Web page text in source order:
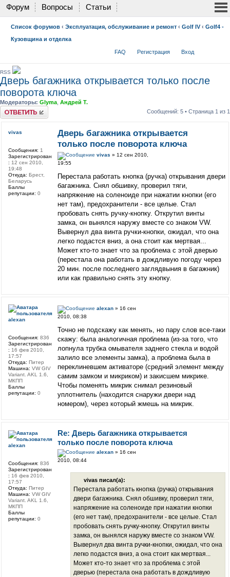
Форум Вопросы Статьи
Список форумов ‹ Эксплуатация, обслуживание и ремонт ‹ Golf IV ‹ Golf4 -
Кузовщина и отделка
FAQ Регистрация Вход
RSS
Дверь багажника открывается только после
поворота ключа
Модераторы: Glyma Андрей Т.
Ответить
Сообщений: 5 • Страница 1 из 1
Дверь багажника открывается
только после поворота ключа
vivas » 12 сен 2010,
19:55
Перестала работать кнопка (ручка) открывания двери
багажника. Снял обшивку, проверил тяги,
напряжение на соленоиде при нажатии кнопки (его
нет там), предохранители - все целые. Стал
пробовать снять ручку-кнопку. Открутил винты
замка, он вынялся наружу вместе со знаком VW.
Вывернул два винта ручки-кнопки, ожидал, что она
легко подастся вниз, а она стоит как мертвая...
Может кто-то знает что за проблема с этой дверью
(перестала она работать в дождливую погоду через
20 мин. после последнего заглядвыния в багажник)
или как правильно снять эту кнопку.
vivas
Сообщения: 1
Зарегистрирован
: 12 сен 2010,
19:48
Откуда: Брест,
Беларусь
Баллы
репутации: 0
alexan» 16 сен
2010, 08:38
Точно не подскажу как менять, но пару слов все-таки
скажу: была аналогичная проблема (из-за того, что
лопнула трубка омывателя заднего стекла и водой
залило все элементы замка), а проблема была в
переклиневшем активаторе (средний элемент между
самим замком и микриком) и закисшем микрике.
Чтобы поменять микрик снимал резиновый
уплотнитель (находится снаружи двери над
номером), через который жмешь на микрик.
alexan
Сообщения: 836
Зарегистрирован
: 16 фев 2010,
17:57
Откуда: Питер
Машина: VW GIV
Variant. AKL 1.6,
МКПП
Баллы
репутации: 0
Re: Дверь багажника открывается
только после поворота ключа
alexan» 16 сен
2010, 08:44
vivas писал(а):
Перестала работать кнопка (ручка) открывания
двери багажника. Снял обшивку, проверил тяги,
напряжение на соленоиде при нажатии кнопки
(его нет там), предохранители - все целые. Стал
пробовать снять ручку-кнопку. Открутил винты
замка, он вынялся наружу вместе со знаком VW.
Вывернул два винта ручки-кнопки, ожидал, что она
легко подастся вниз, а она стоит как мертвая...
Может кто-то знает что за проблема с этой
дверью (перестала она работать в дождливую
alexan
Сообщения: 836
Зарегистрирован
: 16 фев 2010,
17:57
Откуда: Питер
Машина: VW GIV
Variant. AKL 1.6,
МКПП
Баллы
репутации: 0